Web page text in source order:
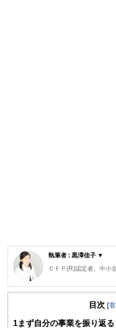
執筆者 : 黒澤佳子 ▼
ＣＦＰ(R)認定者、中小
アットハーモニーマネ
を経て独立。個別相談
自身の子育て経験を踏ま
目次 [
1 まず自分の事業を振り返